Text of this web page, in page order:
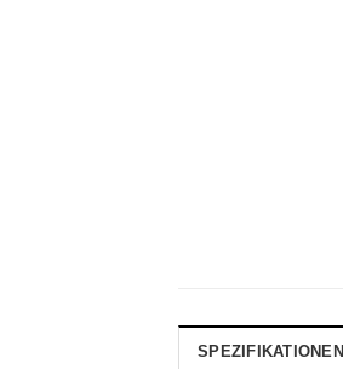
SPEZIFIKATIONEN